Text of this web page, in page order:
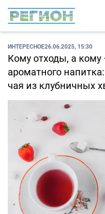
ИНТЕРЕСНОЕ26.06.2025, 15:30
Кому отходы, а
ароматного
чая из клубничных